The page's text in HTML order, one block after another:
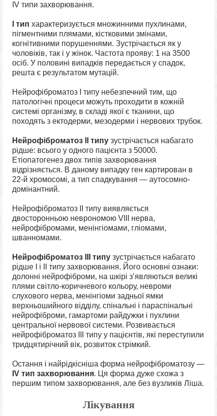
IV типи захворювання.
I тип характеризується множинними пухлинами,
пігментними плямами, кістковими змінами,
когнітивними порушеннями. Зустрічається як у
чоловіків, так і у жінок. Частота прояву: 1 на 3500
осіб. У половині випадків передається у спадок,
решта є результатом мутацій.
Нейрофіброматоз I типу небезпечний тим, що
патологічні процеси можуть проходити в кожній
системі організму, в складі якої є тканини, що
походять з ектодерми, мезодерми і нервових трубок.
Нейрофіброматоз II типу зустрічається набагато
рідше: всього у одного пацієнта з 50000.
Етіопатогенез двох типів захворювання
відрізняється. В даному випадку ген картирован в
22-й хромосомі, а тип спадкування — аутосомно-
домінантний.
Нейрофіброматоз II типу виявляється
двосторонньою неврономою VIII нерва,
нейрофібромами, менінгіомами, гліомами,
шванномами.
Нейрофіброматоз III типу зустрічається набагато
рідше I і II типу захворювання. Його основні ознаки:
долонні нейрофіброми, на шкірі з’являються великі
плями світло-коричневого кольору, невроми
слухового нерва, менінгіоми задньої ямки
верхньошийного відділу, спінальні і параспінальні
нейрофіброми, гамартоми райдужки і пухлини
центральної нервової системи. Розвивається
нейрофіброматоз III типу у пацієнтів, які переступили
тридцятирічний вік, розвиток стрімкий.
Остання і найрідкісніша форма нейрофіброматозу —
IV тип захворювання. Ця форма дуже схожа з
першим типом захворювання, але без вузликів Ліша.
Лікування